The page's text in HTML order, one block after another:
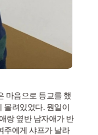
마음으로 등교를 했
려있었다. 뭔일이
랑 옆반 남자애가 반
주에게 샤프가 날라